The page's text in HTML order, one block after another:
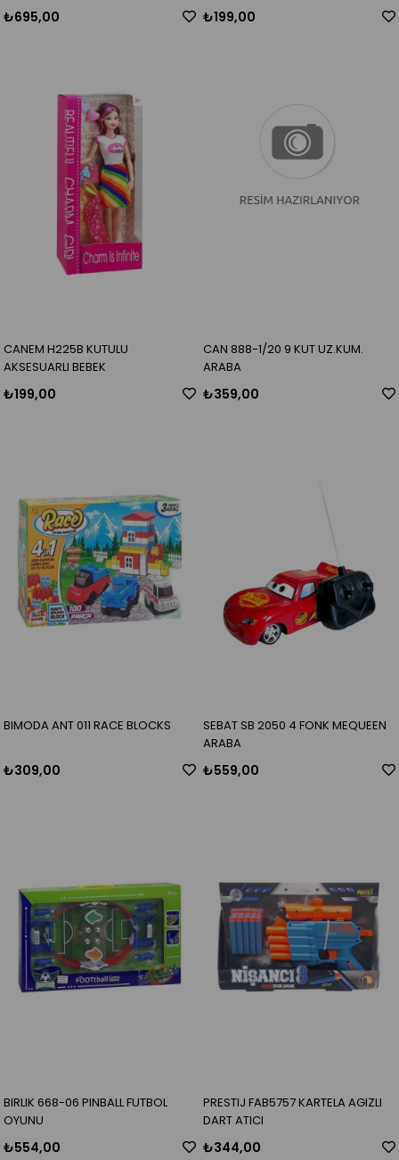
₺695,00 ₺199,00
CANEM H225B KUTULU
AKSESUARLI BEBEK
₺199,00
CAN 888-1/20 9 KUT UZ.KUM.
ARABA
₺359,00
BIMODA ANT 011 RACE BLOCKS
₺309,00
SEBAT SB 2050 4 FONK MEQUEEN
ARABA
₺559,00
BIRLIK 668-06 PINBALL FUTBOL
OYUNU
₺554,00
PRESTIJ FAB5757 KARTELA AGIZLI
DART ATICI
₺344,00